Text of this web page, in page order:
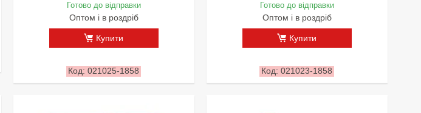
Готово до відправки
Оптом і в роздріб
Купити
021025-1858
Готово до відправки
Оптом і в роздріб
Купити
021023-1858